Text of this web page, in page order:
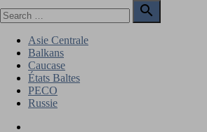
to
for:

Search
Asie Centrale
Balkans
Caucase
États Baltes
PECO
Russie